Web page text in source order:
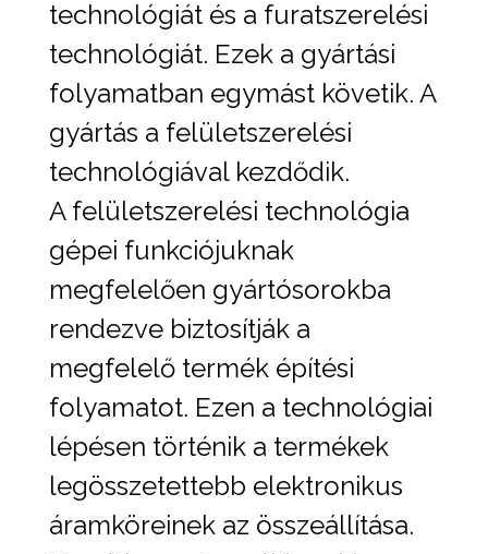
technológiát és a furatszerelési
technológiát. Ezek a gyártási
folyamatban egymást követik. A
gyártás a felületszerelési
technológiával kezdődik.
A felületszerelési technológia
gépei funkciójuknak
megfelelően gyártósorokba
rendezve biztosítják a
megfelelő termék építési
folyamatot. Ezen a technológiai
lépésen történik a termékek
legösszetettebb elektronikus
áramköreinek az összeállítása.